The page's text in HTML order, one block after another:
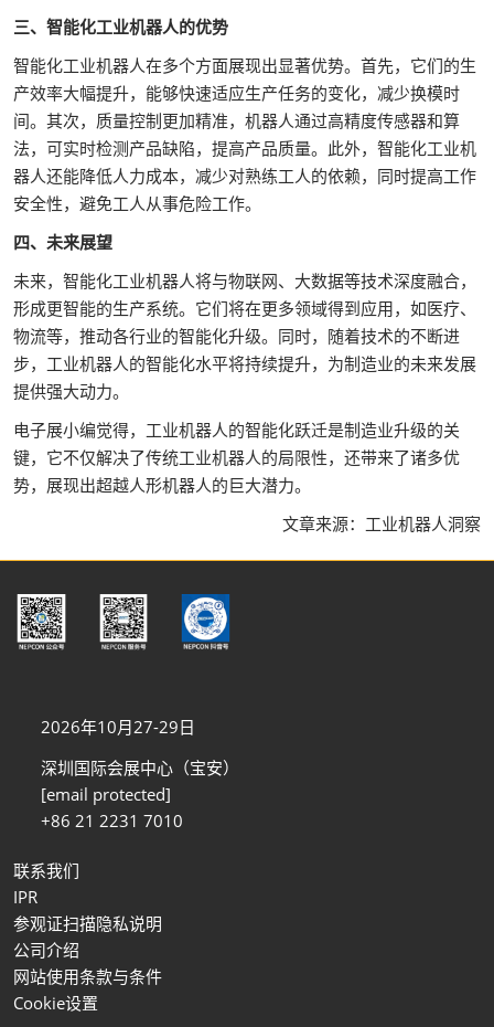
三、智能化工业机器人的优势
智能化工业机器人在多个方面展现出显著优势。首先，它们的生
产效率大幅提升，能够快速适应生产任务的变化，减少换模时
间。其次，质量控制更加精准，机器人通过高精度传感器和算
法，可实时检测产品缺陷，提高产品质量。此外，智能化工业机
器人还能降低人力成本，减少对熟练工人的依赖，同时提高工作
安全性，避免工人从事危险工作。
四、未来展望
未来，智能化工业机器人将与物联网、大数据等技术深度融合，
形成更智能的生产系统。它们将在更多领域得到应用，如医疗、
物流等，推动各行业的智能化升级。同时，随着技术的不断进
步，工业机器人的智能化水平将持续提升，为制造业的未来发展
提供强大动力。
电子展小编觉得，工业机器人的智能化跃迁是制造业升级的关
键，它不仅解决了传统工业机器人的局限性，还带来了诸多优
势，展现出超越人形机器人的巨大潜力。
文章来源：工业机器人洞察
2026年10月27-29日
深圳国际会展中心（宝安）
[email protected]
+86 21 2231 7010
联系我们
IPR
参观证扫描隐私说明
公司介绍
网站使用条款与条件
Cookie设置